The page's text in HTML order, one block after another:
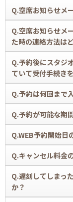
ケーキコースは持
ふきんをご持参く
め、ネイルをし
講される際は、マ
(手袋はスタジオに
ッフにお声掛けく
A.
全コースとも授業
Q.空席お知らせメ
A.
予約は、1 コース
せメールのエント
くはこちらをご
Q.空席お知らせメ
た時の連絡方法は
A.
空席お知らせメー
ご登録のメールア
い。
Q.予約後にスタジ
ていて受付手続き
A.
授業料金や材料費
認できない場合
けさせていただき
詳細はこちら（
Q.予約は何回まで
A.
予約は、1 コース
は予約の混雑緩
ルールですのでご
※一部対象外のコ
Q.予約が可能な期
A.
翌月同日までのご
Q.WEB予約開始日
A.
0 時から可能です
Q.キャンセル料金
A.
授業キャンセル料
払いください。基
Q.遅刻してしまっ
か？